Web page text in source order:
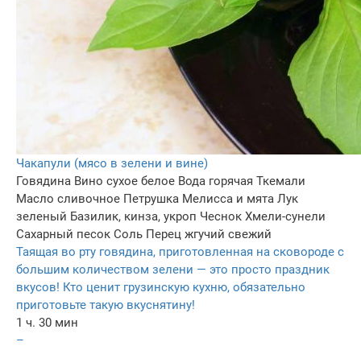
Чакапули (мясо в зелени и вине)
Говядина Вино сухое белое Вода горячая Ткемали
Масло сливочное Петрушка Мелисса и мята Лук
зеленый Базилик, кинза, укроп Чеснок Хмели-сунели
Сахарный песок Соль Перец жгучий свежий
Таящая во рту говядина, приготовленная на сковороде с
большим количеством зелени — это просто праздник
вкусов! Кто ценит грузинскую кухню, обязательно
приготовьте такую вкуснятину!
1 ч. 30 мин
–